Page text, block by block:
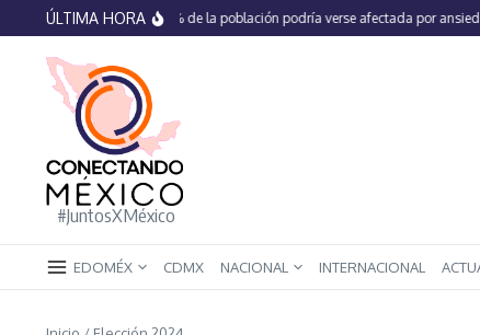
Saltar al contenido
ÚLTIMA HORA
En México 66% de la población podría verse afectada por ansiedad,
#JuntosXMéxico
EDOMÉX CDMX NACIONAL INTERNACIONAL